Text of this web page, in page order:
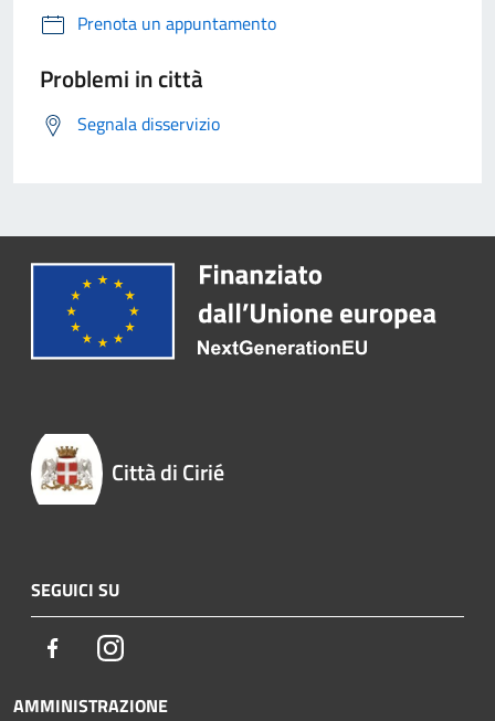
Prenota un appuntamento
Problemi in città
Segnala disservizio
Città di Cirié
SEGUICI SU
FacebookInstagram
AMMINISTRAZIONE